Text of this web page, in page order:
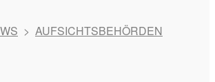
> AUFSICHTSBEHÖRDEN